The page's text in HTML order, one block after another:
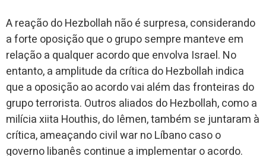
A reação do Hezbollah não é surpresa, considerando
a forte oposição que o grupo sempre manteve em
relação a qualquer acordo que envolva Israel. No
entanto, a amplitude da crítica do Hezbollah indica
que a oposição ao acordo vai além das fronteiras do
grupo terrorista. Outros aliados do Hezbollah, como a
milícia xiita Houthis, do Iêmen, também se juntaram à
crítica, ameaçando civil war no Líbano caso o
governo libanês continue a implementar o acordo.